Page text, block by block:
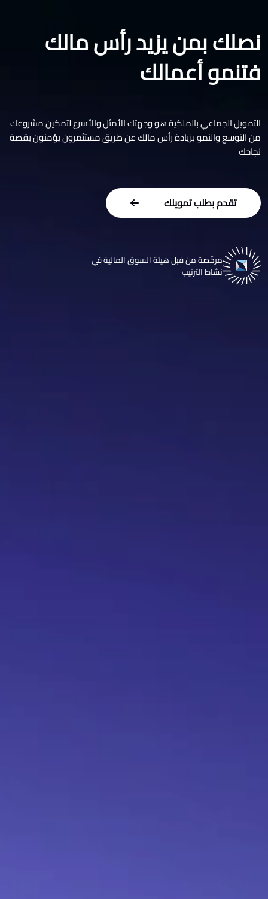
نصلك بمن يزيد رأس مالك
فتنمو أعمالك
التمويل الجماعي بالملكية هو وجهتك الأمثل والأسرع لتمكين مشروعك
من التوسع والنمو بزيادة رأس مالك عن طريق مستثمرون يؤمنون بقصة
نجاحك
تقدم بطلب تمويلك
مرخّصة من قبل هيئة السوق المالية في
نشاط الترتيب